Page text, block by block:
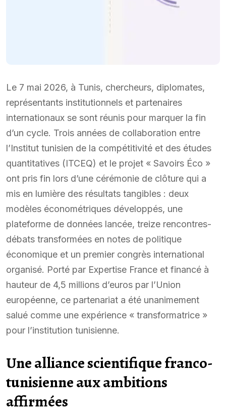
Le 7 mai 2026, à Tunis, chercheurs, diplomates,
représentants institutionnels et partenaires
internationaux se sont réunis pour marquer la fin
d’un cycle. Trois années de collaboration entre
l’Institut tunisien de la compétitivité et des études
quantitatives (ITCEQ) et le projet « Savoirs Éco »
ont pris fin lors d’une cérémonie de clôture qui a
mis en lumière des résultats tangibles : deux
modèles économétriques développés, une
plateforme de données lancée, treize rencontres-
débats transformées en notes de politique
économique et un premier congrès international
organisé. Porté par Expertise France et financé à
hauteur de 4,5 millions d’euros par l’Union
européenne, ce partenariat a été unanimement
salué comme une expérience « transformatrice »
pour l’institution tunisienne.
Une alliance scientifique franco-
tunisienne aux ambitions
affirmées